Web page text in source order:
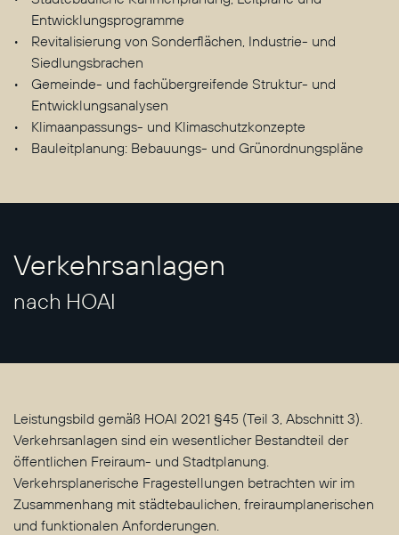
Entwicklungsprogramme
Revitalisierung von Sonderflächen, Industrie- und
Siedlungsbrachen
Gemeinde- und fachübergreifende Struktur- und
Entwicklungsanalysen
Klimaanpassungs- und Klimaschutzkonzepte
Bauleitplanung: Bebauungs- und Grünordnungspläne
Verkehrsanlagen
nach HOAI
Leistungsbild gemäß HOAI 2021 §45 (Teil 3, Abschnitt 3).
Verkehrsanlagen sind ein wesentlicher Bestandteil der
öffentlichen Freiraum- und Stadtplanung.
Verkehrsplanerische Fragestellungen betrachten wir im
Zusammenhang mit städtebaulichen, freiraumplanerischen
und funktionalen Anforderungen.